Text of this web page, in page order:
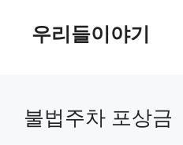
우리들이야기
불법주차 포상금